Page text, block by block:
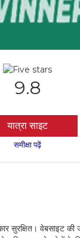
9.8
यात्रा साइट
समीक्षा पढ़ें
सुरक्षित। वेबसाइट की